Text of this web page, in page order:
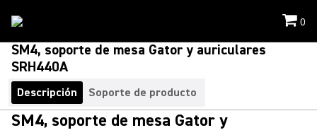
0
SM4, soporte de mesa Gator y auriculares
SRH440A
Descripción Soporte de producto
SM4, soporte de mesa Gator y